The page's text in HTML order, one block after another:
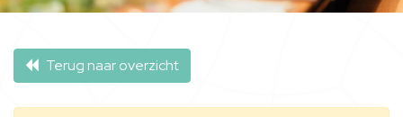
Terug naar overzicht